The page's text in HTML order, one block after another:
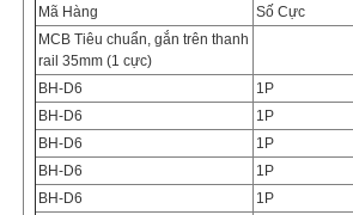
Mã Hàng Số Cực
MCB Tiêu chuẩn, gắn trên thanh
rail 35mm (1 cực)
BH-D6
1P
BH-D6
1P
BH-D6
1P
BH-D6
1P
BH-D6
1P